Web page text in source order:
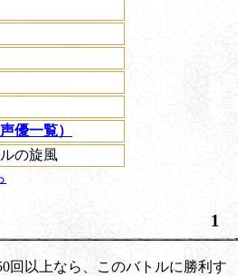
声優一覧）
の旋風
1
回以上なら、このバトルに勝利す